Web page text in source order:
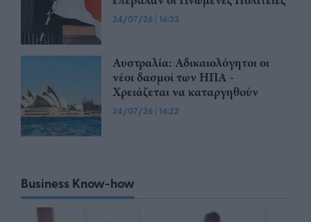
24/07/26 | 16:33
Αυστραλία: Αδικαιολόγητοι οι
νέοι δασμοί των ΗΠΑ -
Χρειάζεται να καταργηθούν
24/07/26 | 16:22
Business Know-how